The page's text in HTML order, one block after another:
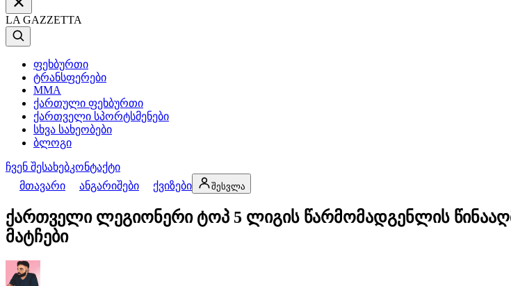
LA GAZZETTA
ფეხბურთი
ტრანსფერები
MMA
ქართული ფეხბურთი
ქართველი სპორტსმენები
სხვა სახეობები
ბლოგი
ჩვენ შესახებკონტაქტი
მთავარი
ანგარიშები ქვიზები შესვლა
ქართველი ლეგიონერი ტოპ 5 ლიგის წარმომადგენლის
მატჩები